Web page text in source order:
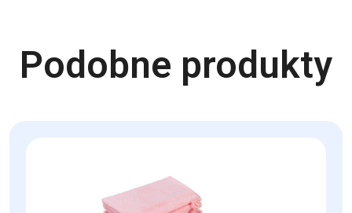
Podobne produkty